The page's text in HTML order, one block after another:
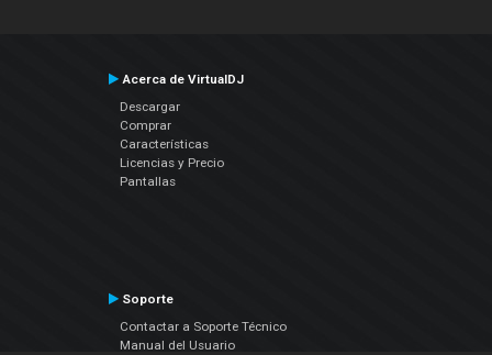
Acerca de VirtualDJ
Descargar
Comprar
Características
Licencias y Precio
Pantallas
Soporte
Contactar a Soporte Técnico
Manual del Usuario